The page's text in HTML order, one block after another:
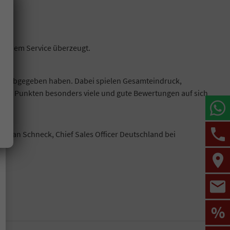
Service überzeugt.
abgegeben haben. Dabei spielen Gesamteindruck,
Punkten besonders viele und gute Bewertungen auf sich
Schneck, Chief Sales Officer Deutschland bei
%